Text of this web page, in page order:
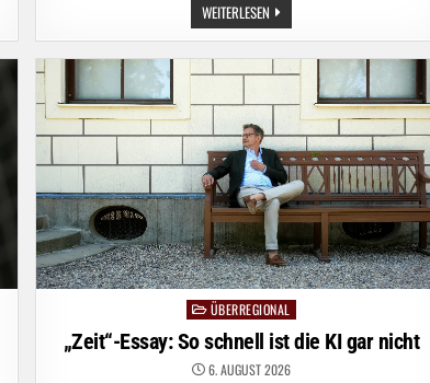
WEITERLESEN COLDCARD-
HACK
BEI
WAS
WIRKLICH
IST
Posted
in
ÜBERREGIONAL
„Zeit“-Essay: So schnell ist die KI gar nicht
6. AUGUST 2026